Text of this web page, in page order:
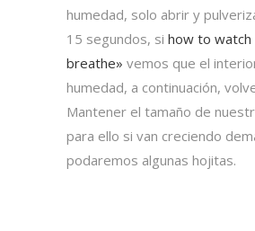
humedad, solo abrir y
15 segundos, si how to watch
breathe» vemos que el
humedad, a continuación,
Mantener el tamaño de
para ello si van creciendo
podaremos algunas hojitas.